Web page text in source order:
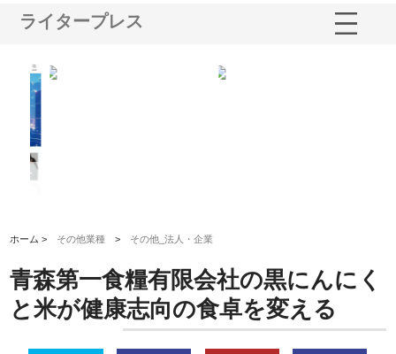
ライタープレス
ホーム > その他業種 > その他_法人・企業
青森第一食糧有限会社の黒にんにく
と米が健康志向の食卓を変える